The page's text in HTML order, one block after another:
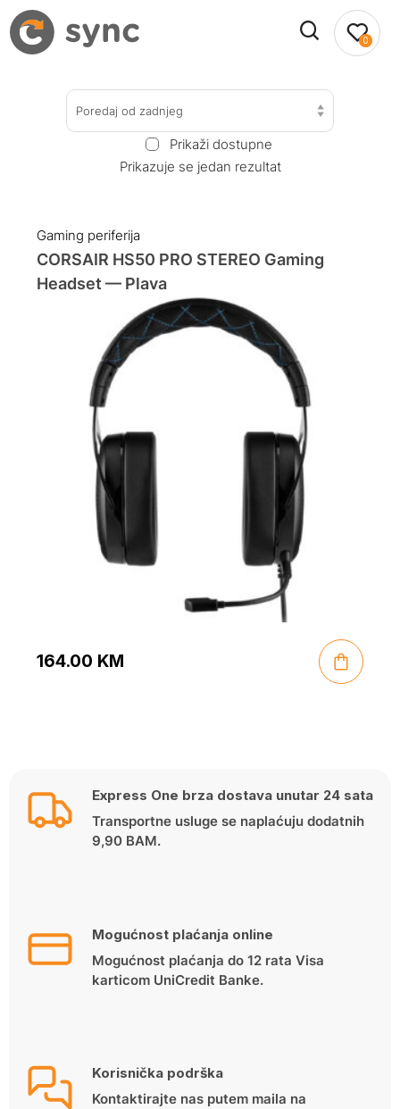
0
Poredaj od zadnjeg
Prikaži dostupne
Prikazuje se jedan rezultat
Gaming periferija
CORSAIR HS50 PRO STEREO Gaming
Headset — Plava
164.00 KM
Express One brza dostava unutar 24 sata
Transportne usluge se naplaćuju dodatnih
9,90 BAM.
Mogućnost plaćanja online
Mogućnost plaćanja do 12 rata Visa
karticom UniCredit Banke.
Korisnička podrška
Kontaktirajte nas putem maila na